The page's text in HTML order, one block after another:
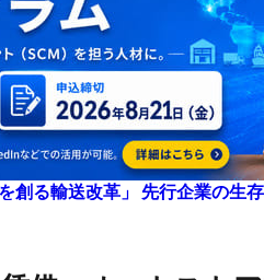
創る輸送改革」 先行企業の生